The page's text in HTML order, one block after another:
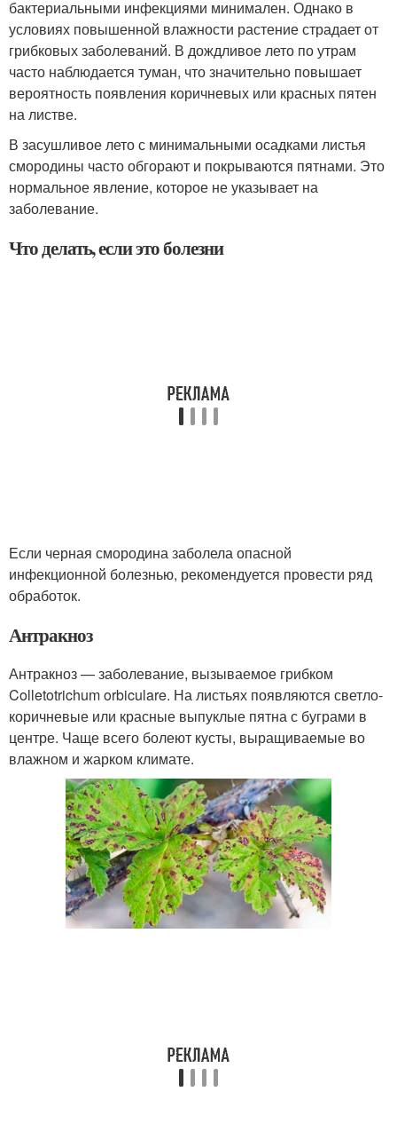
бактериальными инфекциями минимален. Однако в
условиях повышенной влажности растение страдает от
грибковых заболеваний. В дождливое лето по утрам
часто наблюдается туман, что значительно повышает
вероятность появления коричневых или красных пятен
на листве.
В засушливое лето с минимальными осадками листья
смородины часто обгорают и покрываются пятнами. Это
нормальное явление, которое не указывает на
заболевание.
Что делать, если это болезни
Если черная смородина заболела опасной
инфекционной болезнью, рекомендуется провести ряд
обработок.
Антракноз
Антракноз — заболевание, вызываемое грибком
Colletotrichum orbiculare. На листьях появляются светло-
коричневые или красные выпуклые пятна с буграми в
центре. Чаще всего болеют кусты, выращиваемые во
влажном и жарком климате.